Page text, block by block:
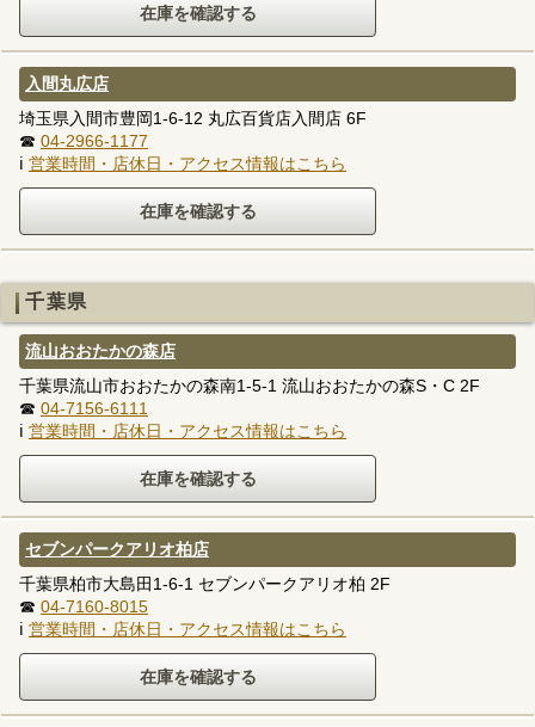
入間丸広店
埼玉県入間市豊岡1-6-12 丸広百貨店入間店 6F
☎ 04-2966-1177
ℹ 営業時間・店休日・アクセス情報はこちら
千葉県
流山おおたかの森店
千葉県流山市おおたかの森南1-5-1 流山おおたかの森S・C 2F
☎ 04-7156-6111
ℹ 営業時間・店休日・アクセス情報はこちら
セブンパークアリオ柏店
千葉県柏市大島田1-6-1 セブンパークアリオ柏 2F
☎ 04-7160-8015
ℹ 営業時間・店休日・アクセス情報はこちら